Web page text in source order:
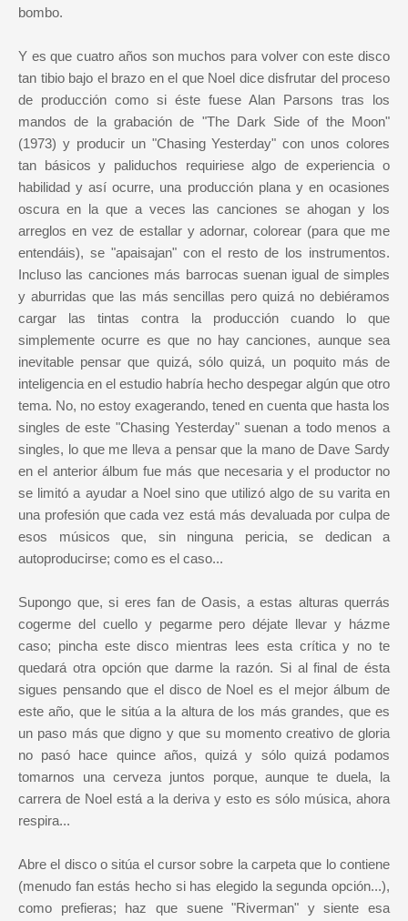
bombo.
Y es que cuatro años son muchos para volver con este disco
tan tibio bajo el brazo en el que Noel dice disfrutar del proceso
de producción como si éste fuese Alan Parsons tras los
mandos de la grabación de "The Dark Side of the Moon"
(1973) y producir un "Chasing Yesterday" con unos colores
tan básicos y paliduchos requiriese algo de experiencia o
habilidad y así ocurre, una producción plana y en ocasiones
oscura en la que a veces las canciones se ahogan y los
arreglos en vez de estallar y adornar, colorear (para que me
entendáis), se "apaisajan" con el resto de los instrumentos.
Incluso las canciones más barrocas suenan igual de simples
y aburridas que las más sencillas pero quizá no debiéramos
cargar las tintas contra la producción cuando lo que
simplemente ocurre es que no hay canciones, aunque sea
inevitable pensar que quizá, sólo quizá, un poquito más de
inteligencia en el estudio habría hecho despegar algún que otro
tema. No, no estoy exagerando, tened en cuenta que hasta los
singles de este "Chasing Yesterday" suenan a todo menos a
singles, lo que me lleva a pensar que la mano de Dave Sardy
en el anterior álbum fue más que necesaria y el productor no
se limitó a ayudar a Noel sino que utilizó algo de su varita en
una profesión que cada vez está más devaluada por culpa de
esos músicos que, sin ninguna pericia, se dedican a
autoproducirse; como es el caso...
Supongo que, si eres fan de Oasis, a estas alturas querrás
cogerme del cuello y pegarme pero déjate llevar y házme
caso; pincha este disco mientras lees esta crítica y no te
quedará otra opción que darme la razón. Si al final de ésta
sigues pensando que el disco de Noel es el mejor álbum de
este año, que le sitúa a la altura de los más grandes, que es
un paso más que digno y que su momento creativo de gloria
no pasó hace quince años, quizá y sólo quizá podamos
tomarnos una cerveza juntos porque, aunque te duela, la
carrera de Noel está a la deriva y esto es sólo música, ahora
respira...
Abre el disco o sitúa el cursor sobre la carpeta que lo contiene
(menudo fan estás hecho si has elegido la segunda opción...),
como prefieras; haz que suene "Riverman" y siente esa